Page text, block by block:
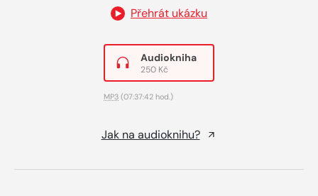
Přehrát ukázku
Audiokniha
250 Kč
MP3 (07:37:42 hod.)
Jak na audioknihu?